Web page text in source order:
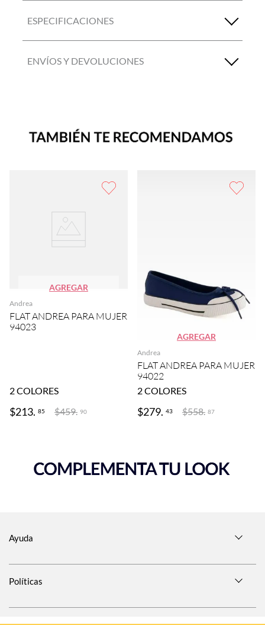
ESPECIFICACIONES
ENVÍOS Y DEVOLUCIONES
AGREGAR
Andrea
FLAT ANDREA PARA MUJER
94023
2COLORES
$213. 85 $459. 90
AGREGAR
Andrea
FLAT ANDREA PARA MUJER
94022
2COLORES
$279. 43 $558. 87
Ayuda
Políticas